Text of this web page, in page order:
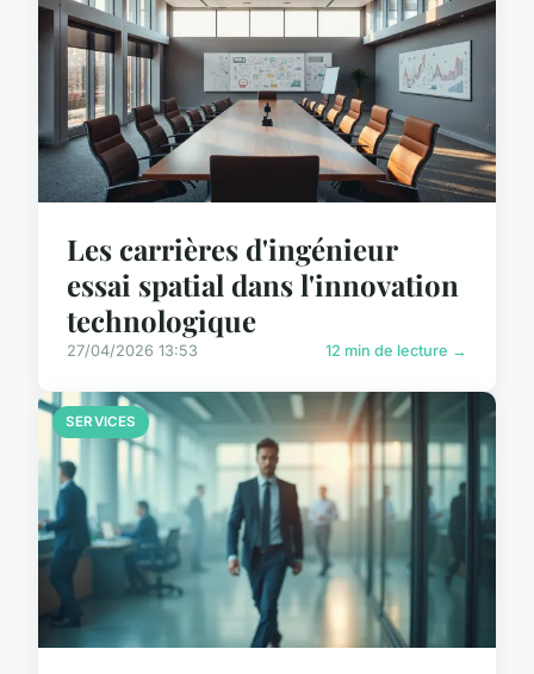
Les carrières d'ingénieur
essai spatial dans l'innovation
technologique
27/04/2026 13:53 12 min de lecture →
SERVICES